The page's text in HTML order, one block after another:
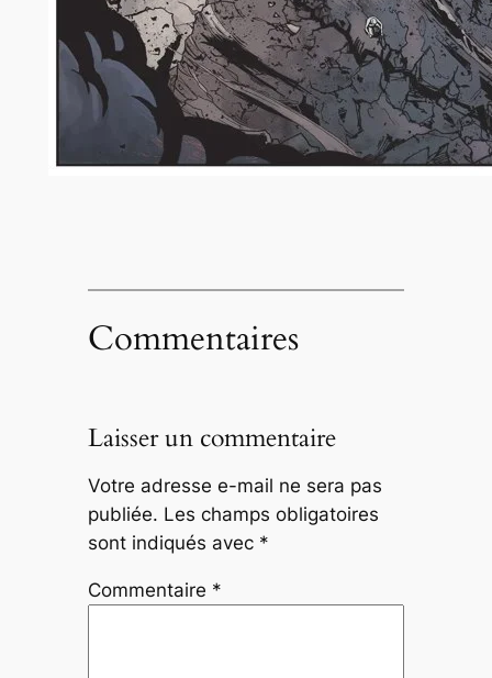
Commentaires
Laisser un commentaire
Votre adresse e-mail ne sera pas
publiée. Les champs obligatoires
sont indiqués avec *
Commentaire *